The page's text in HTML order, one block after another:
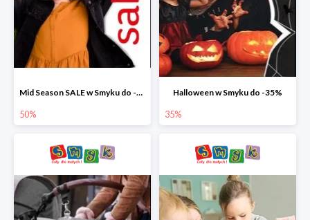
Mid Season SALE w Smyku do -50%
50%
Halloween w Smyku do -35%
35%